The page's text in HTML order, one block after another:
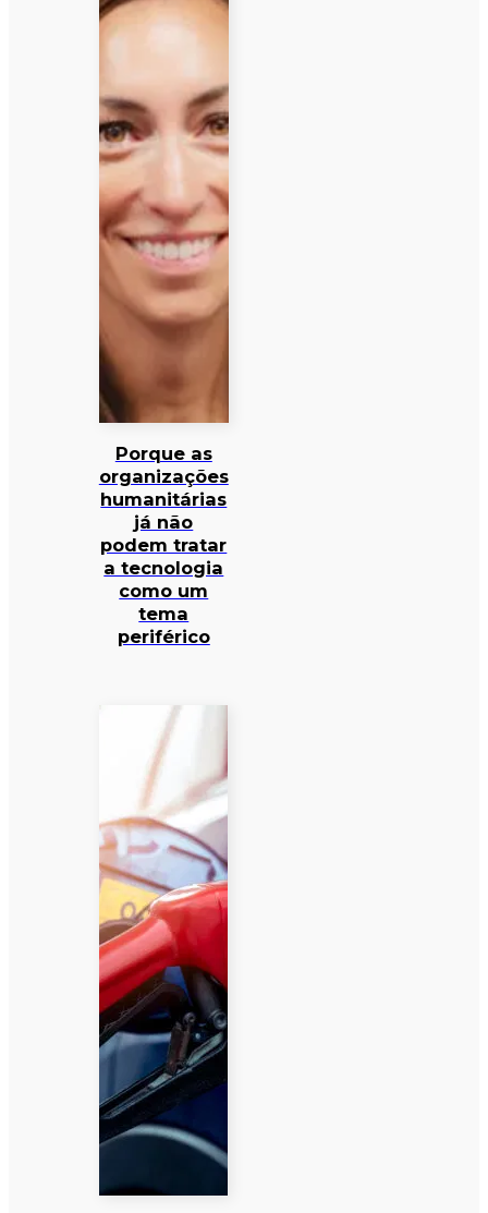
Porque as
organizações
humanitárias
já não
podem tratar
a tecnologia
como um
tema
periférico